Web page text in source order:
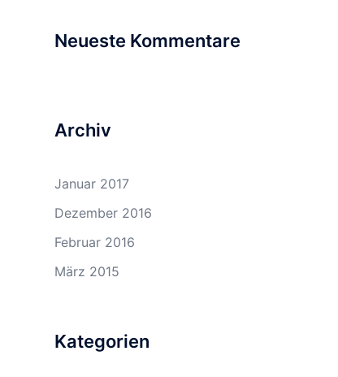
Neueste Kommentare
Archiv
Januar 2017
Dezember 2016
Februar 2016
März 2015
Kategorien